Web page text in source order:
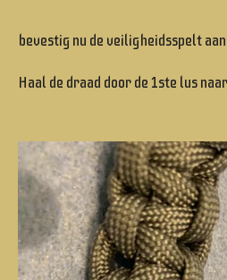
bevestig nu de veiligheidsspelt
Haal de draad door de 1ste lus